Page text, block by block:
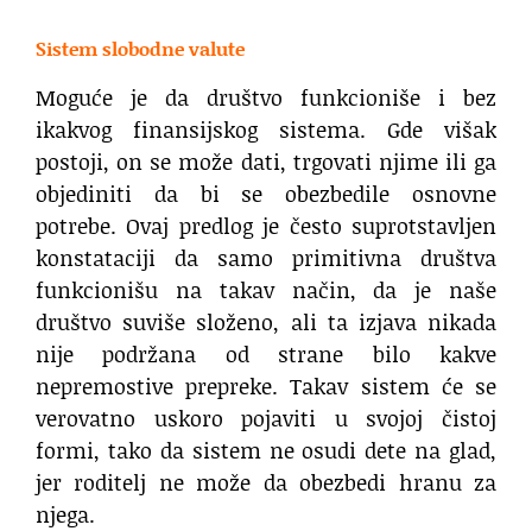
Sistem slobodne valute
Moguće je da društvo funkcioniše i bez
ikakvog finansijskog sistema. Gde višak
postoji, on se može dati, trgovati njime ili ga
objediniti da bi se obezbedile osnovne
potrebe. Ovaj predlog je često suprotstavljen
konstataciji da samo primitivna društva
funkcionišu na takav način, da je naše
društvo suviše složeno, ali ta izjava nikada
nije podržana od strane bilo kakve
nepremostive prepreke. Takav sistem će se
verovatno uskoro pojaviti u svojoj čistoj
formi, tako da sistem ne osudi dete na glad,
jer roditelj ne može da obezbedi hranu za
njega.